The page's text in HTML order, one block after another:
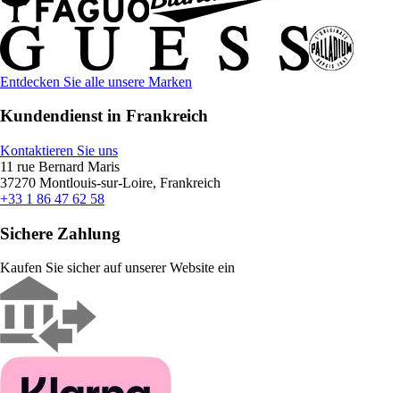
Entdecken Sie alle unsere Marken
Kundendienst in Frankreich
Kontaktieren Sie uns
11 rue Bernard Maris
37270 Montlouis-sur-Loire, Frankreich
+33 1 86 47 62 58
Sichere Zahlung
Kaufen Sie sicher auf unserer Website ein